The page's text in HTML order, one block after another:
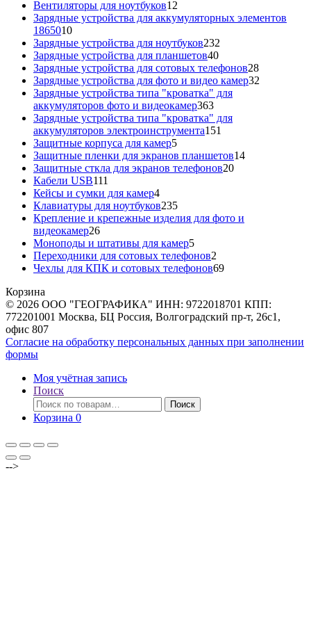
Вентиляторы для ноутбуков12
товаров
Зарядные устройства для аккумуляторных элементов
186501010
товаров
Зарядные устройства для ноутбуков232
Зарядные устройства для планшетов4040
товаров
Зарядные устройства для сотовых телефонов2828
товаров
Зарядные устройства для фото и видео камер32
Зарядные устройства типа "кроватка" для
аккумуляторов фото и видеокамер363363
товара
Зарядные устройства типа "кроватка" для
аккумуляторов электроинструмента151
Защитные корпуса для камер55
товаров
Защитные пленки для экранов планшетов1414
Защитные сткла для экранов телефонов2020
Кабели USB111
товаров
Кейсы и сумки для камер44
товара
Клавиатуры для ноутбуков235235
товаров
Крепление и крепежные изделия для фото и
видеокамер2626
товаров
Моноподы и штативы для камер55
товаров
Переходники для сотовых телефонов2
товара
Чехлы для КПК и сотовых телефонов6969
Корзина
© 2026 ООО "ГЕОГРАФИКА" ИНН: 9722018701 КПП:
772201001 Москва, БЦ Россия, Волгоградский пр-т, 26с1,
офис 807
Согласие на обработку персональных данных при заполнении
формы
Моя учётная запись
Поиск
Искать:
Поиск
Корзина 0
-->